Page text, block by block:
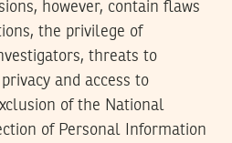
however, contain flaws
the privilege of
threats to
and access to
of the National
of Personal Information